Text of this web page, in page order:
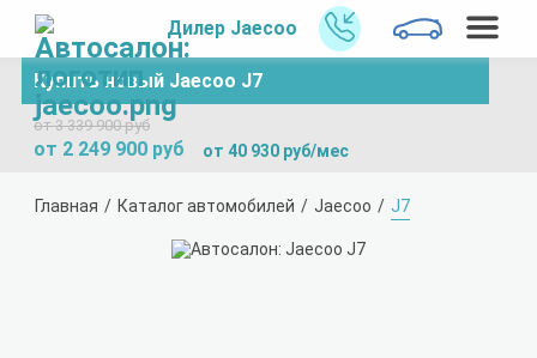
Дилер Jaecoo
Купить новый Jaecoo J7
от 3 339 900 руб
от 2 249 900 руб от 40 930 руб/мес
Главная Каталог автомобилей Jaecoo J7